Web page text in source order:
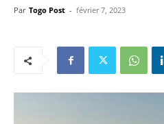
Par Togo Post - février 7, 2023